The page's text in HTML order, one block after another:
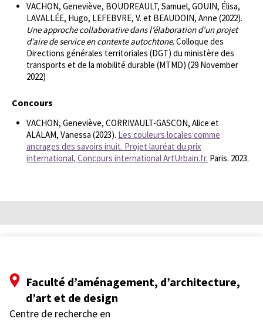
VACHON, Geneviève, BOUDREAULT, Samuel, GOUIN, Élisa,
LAVALLÉE, Hugo, LEFEBVRE, V. et BEAUDOIN, Anne (2022).
Une approche collaborative dans l’élaboration d’un projet
d’aire de service en contexte autochtone. Colloque des
Directions générales territoriales (DGT) du ministère des
transports et de la mobilité durable (MTMD) (29 November
2022)
Concours
VACHON, Geneviève, CORRIVAULT-GASCON, Alice et
ALALAM, Vanessa (2023). Les couleurs locales comme
ancrages des savoirs inuit. Projet lauréat du prix
international, Concours international ArtUrbain.fr. Paris. 2023.
Faculté d’aménagement, d’architecture,
d’art et de design
Centre de recherche en